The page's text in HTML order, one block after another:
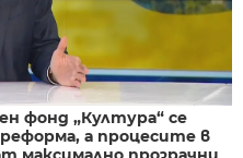
фонд „Култура“ се
а процесите в